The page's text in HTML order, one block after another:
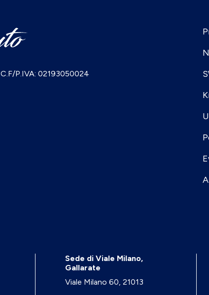
C.F/P.IVA: 02193050024
Sede di Viale Milano,
Gallarate
Viale Milano 60, 21013